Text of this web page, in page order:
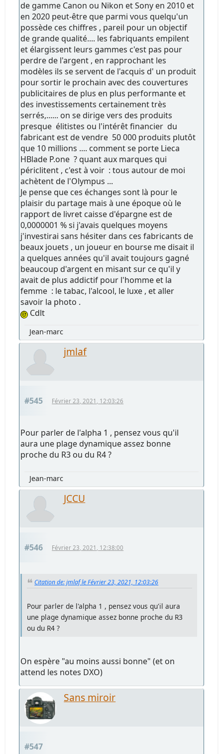
de gamme Canon ou Nikon et Sony en 2010 et
en 2020 peut-être que parmi vous quelqu'un
possède ces chiffres , pareil pour un objectif
de grande qualité.... les fabriquants empilent
et élargissent leurs gammes c'est pas pour
perdre de l'argent , en rapprochant les
modèles ils se servent de l'acquis d' un produit
pour sortir le prochain avec des couvertures
publicitaires de plus en plus performante et
des investissements certainement très
serrés,...... on se dirige vers des produits
presque élitistes ou l'intérêt financier du
fabricant est de vendre 50 000 produits plutôt
que 10 millions .... comment se porte Lieca
HBlade P.one ? quant aux marques qui
périclitent , c'est à voir : tous autour de moi
achètent de l'Olympus ...
Je pense que ces échanges sont là pour le
plaisir du partage mais à une époque où le
rapport de livret caisse d'épargne est de
0,0000001 % si j'avais quelques moyens
j'investirai sans hésiter dans ces fabricants de
beaux jouets , un joueur en bourse me disait il
a quelques années qu'il avait toujours gagné
beaucoup d'argent en misant sur ce qu'il y
avait de plus addictif pour l'homme et la
femme : le tabac, l'alcool, le luxe , et aller
savoir la photo .
Cdlt
Jean-marc
jmlaf
#545 Février 23, 2021, 12:03:26
Pour parler de l'alpha 1 , pensez vous qu'il
aura une plage dynamique assez bonne
proche du R3 ou du R4 ?
Jean-marc
JCCU
#546 Février 23, 2021, 12:38:00
Citation de: jmlaf le Février 23, 2021, 12:03:26
Pour parler de l'alpha 1 , pensez vous qu'il aura
une plage dynamique assez bonne proche du R3
ou du R4 ?
On espère "au moins aussi bonne" (et on
attend les notes DXO)
Sans miroir
#547